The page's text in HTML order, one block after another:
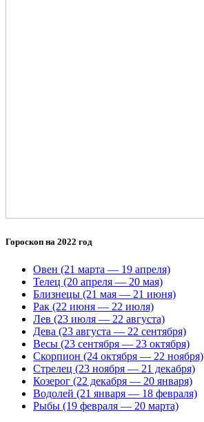
Гороскоп на 2022 год
Овен (21 марта — 19 апреля)
Телец (20 апреля — 20 мая)
Близнецы (21 мая — 21 июня)
Рак (22 июня — 22 июля)
Лев (23 июля — 22 августа)
Дева (23 августа — 22 сентября)
Весы (23 сентября — 23 октября)
Скорпион (24 октября — 22 ноября)
Стрелец (23 ноября — 21 декабря)
Козерог (22 декабря — 20 января)
Водолей (21 января — 18 февраля)
Рыбы (19 февраля — 20 марта)